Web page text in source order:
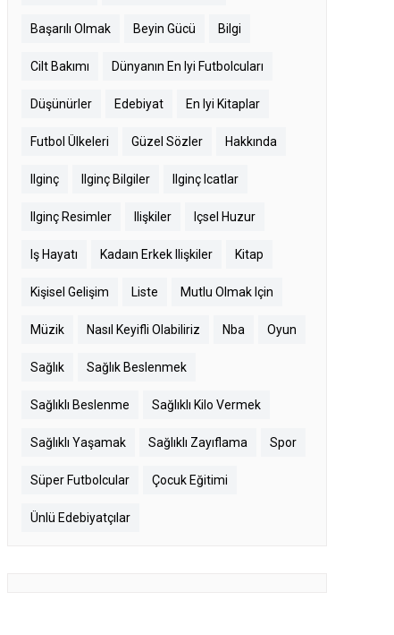
Başarılı Olmak Beyin Gücü Bilgi
Cilt Bakımı Dünyanın En Iyi Futbolcuları
Düşünürler Edebiyat En Iyi Kitaplar
Futbol Ülkeleri Güzel Sözler Hakkında
Ilginç Ilginç Bilgiler Ilginç Icatlar
Ilginç Resimler Ilişkiler Içsel Huzur
Iş Hayatı Kadaın Erkek Ilişkiler Kitap
Kişisel Gelişim Liste Mutlu Olmak Için
Müzik Nasıl Keyifli Olabiliriz Nba Oyun
Sağlık Sağlık Beslenmek
Sağlıklı Beslenme Sağlıklı Kilo Vermek
Sağlıklı Yaşamak Sağlıklı Zayıflama Spor
Süper Futbolcular Çocuk Eğitimi
Ünlü Edebiyatçılar